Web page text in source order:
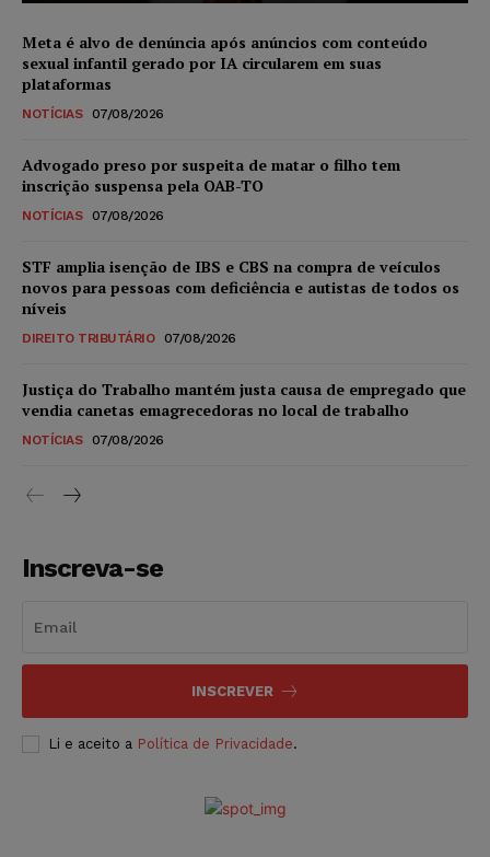
Meta é alvo de denúncia após anúncios com conteúdo
sexual infantil gerado por IA circularem em suas
plataformas
NOTÍCIAS 07/08/2026
Advogado preso por suspeita de matar o filho tem
inscrição suspensa pela OAB-TO
NOTÍCIAS 07/08/2026
STF amplia isenção de IBS e CBS na compra de veículos
novos para pessoas com deficiência e autistas de todos os
níveis
DIREITO TRIBUTÁRIO 07/08/2026
Justiça do Trabalho mantém justa causa de empregado que
vendia canetas emagrecedoras no local de trabalho
NOTÍCIAS 07/08/2026
Inscreva-se
INSCREVER
Li e aceito a Política de Privacidade.